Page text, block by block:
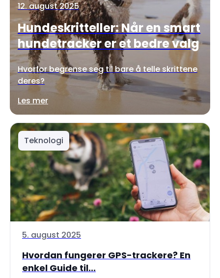
12. august 2025
Hundeskritteller: Når en smart
hundetracker er et bedre valg
Hvorfor begrense seg til bare å telle skrittene
deres?
Les mer
Teknologi
5. august 2025
Hvordan fungerer GPS-trackere? En
enkel Guide til...